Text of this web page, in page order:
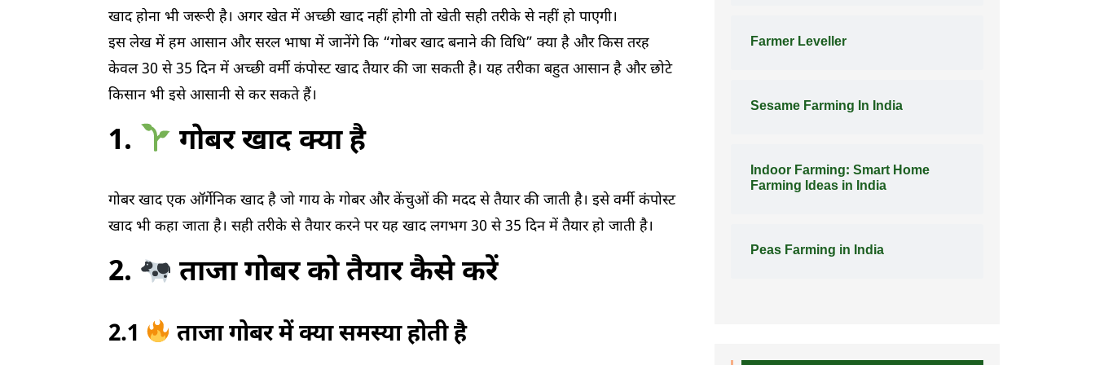
खाद होना भी जरूरी है। अगर खेत में अच्छी खाद नहीं होगी तो खेती सही तरीके से नहीं हो पाएगी।
इस लेख में हम आसान और सरल भाषा में जानेंगे कि “गोबर खाद बनाने की विधि” क्या है और किस तरह
केवल 30 से 35 दिन में अच्छी वर्मी कंपोस्ट खाद तैयार की जा सकती है। यह तरीका बहुत आसान है और छोटे
किसान भी इसे आसानी से कर सकते हैं।
1. गोबर खाद क्या है
गोबर खाद एक ऑर्गेनिक खाद है जो गाय के गोबर और केंचुओं की मदद से तैयार की जाती है। इसे वर्मी कंपोस्ट
खाद भी कहा जाता है। सही तरीके से तैयार करने पर यह खाद लगभग 30 से 35 दिन में तैयार हो जाती है।
2. ताजा गोबर को तैयार कैसे करें
2.1 ताजा गोबर में क्या समस्या होती है
Farmer Leveller
Sesame Farming In India
Indoor Farming: Smart Home
Farming Ideas in India
Peas Farming in India